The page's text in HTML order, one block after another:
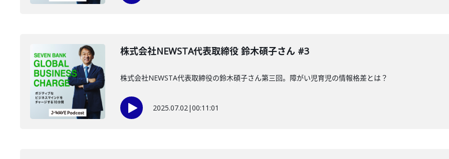
株式会社NEWSTA代表取締役 鈴木碩子さん #3
株式会社NEWSTA代表取締役の鈴木碩子さん第三回。障がい児育児の情報格差とは？
2025.07.02|00:11:01